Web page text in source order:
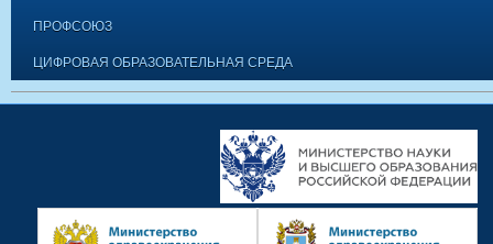
ПРОФСОЮЗ
ЦИФРОВАЯ ОБРАЗОВАТЕЛЬНАЯ СРЕДА